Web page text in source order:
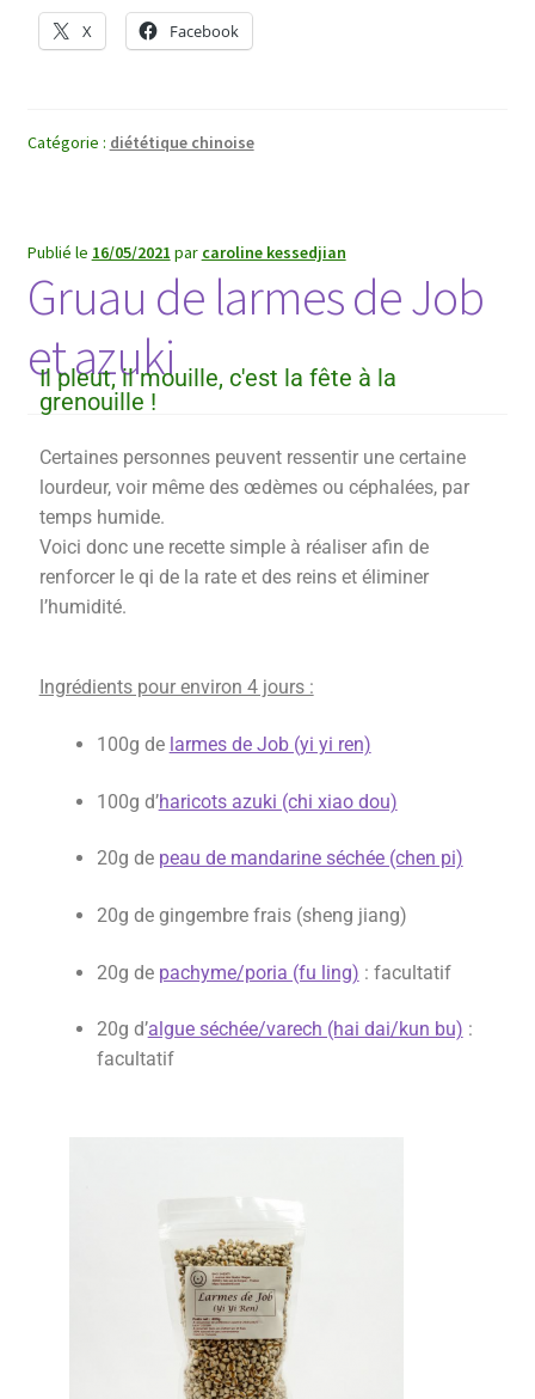
X Facebook
Catégorie : diététique chinoise
Publié le 16/05/2021 par caroline kessedjian
Gruau de larmes de Job
et azuki
Il pleut, il mouille, c'est la fête à la
grenouille !
Certaines personnes peuvent ressentir une certaine
lourdeur, voir même des œdèmes ou céphalées, par
temps humide.
Voici donc une recette simple à réaliser afin de
renforcer le qi de la rate et des reins et éliminer
l’humidité.
Ingrédients pour environ 4 jours :
100g de larmes de Job (yi yi ren)
100g d’haricots azuki (chi xiao dou)
20g de peau de mandarine séchée (chen pi)
20g de gingembre frais (sheng jiang)
20g de pachyme/poria (fu ling) : facultatif
20g d’algue séchée/varech (hai dai/kun bu) :
facultatif